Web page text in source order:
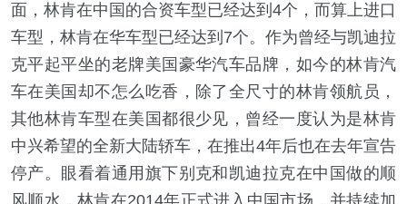
面，林肯在中国的合资车型已经达到4个，而算上进口
车型，林肯在华车型已经达到7个。作为曾经与凯迪拉
克平起平坐的老牌美国豪华汽车品牌，如今的林肯汽
车在美国却不怎么吃香，除了全尺寸的林肯领航员，
其他林肯车型在美国都很少见，曾经一度认为是林肯
中兴希望的全新大陆轿车，在推出4年后也在去年宣告
停产。眼看着通用旗下别克和凯迪拉克在中国做的顺
风顺水，林肯在2014年正式进入中国市场，并持续加